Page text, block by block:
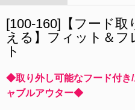
[100-160]【フード
える】フィット＆
ト
◆取り外し可能なフード付き
ャブルアウター◆